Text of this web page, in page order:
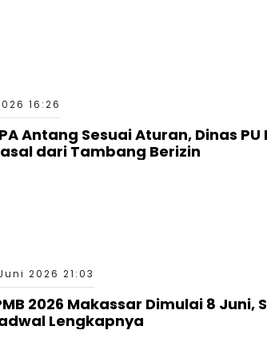
16:26
Antang Sesuai Aturan, Dinas
dari Tambang Berizin
2026 21:03
2026 Makassar Dimulai 8 Juni,
Lengkapnya